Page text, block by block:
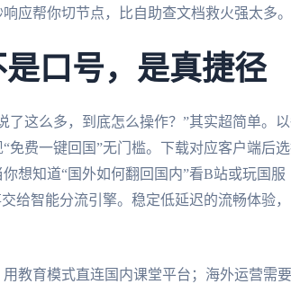
应帮你切节点，比自助查文档救火强太多。
口号，是真捷径
了这么多，到底怎么操作？”其实超简单。以
免费一键回国”无门槛。下载对应客户端后
想知道“国外如何翻回国内”看B站或玩国
给智能分流引擎。稳定低延迟的流畅体验
教育模式直连国内课堂平台；海外运营需